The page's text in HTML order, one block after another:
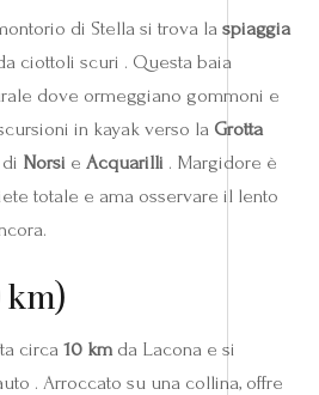
di Stella si trova la spiaggia
ciottoli scuri . Questa baia
dove ormeggiano gommoni e
in kayak verso la Grotta
Norsi e Acquarilli . Margidore è
totale e ama osservare il lento
km)
circa 10 km da Lacona e si
. Arroccato su una collina, offre